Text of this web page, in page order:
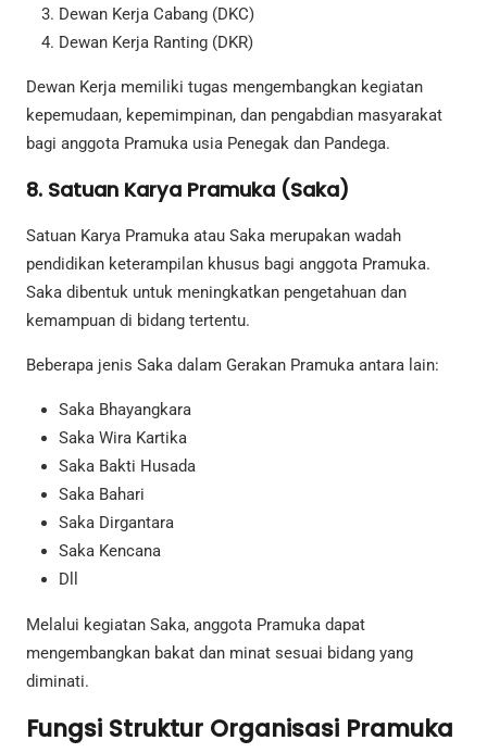
Dewan Kerja Cabang (DKC)
Dewan Kerja Ranting (DKR)
Dewan Kerja memiliki tugas mengembangkan kegiatan
kepemudaan, kepemimpinan, dan pengabdian masyarakat
bagi anggota Pramuka usia Penegak dan Pandega.
8. Satuan Karya Pramuka (Saka)
Satuan Karya Pramuka atau Saka merupakan wadah
pendidikan keterampilan khusus bagi anggota Pramuka.
Saka dibentuk untuk meningkatkan pengetahuan dan
kemampuan di bidang tertentu.
Beberapa jenis Saka dalam Gerakan Pramuka antara lain:
Saka Bhayangkara
Saka Wira Kartika
Saka Bakti Husada
Saka Bahari
Saka Dirgantara
Saka Kencana
Dll
Melalui kegiatan Saka, anggota Pramuka dapat
mengembangkan bakat dan minat sesuai bidang yang
diminati.
Fungsi Struktur Organisasi Pramuka